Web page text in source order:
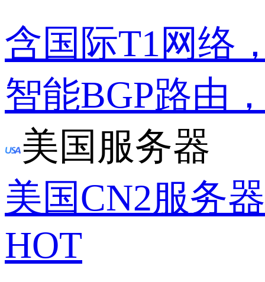
含国际T1网络
智能BGP路由
美国服务器
美国CN2服务器
HOT